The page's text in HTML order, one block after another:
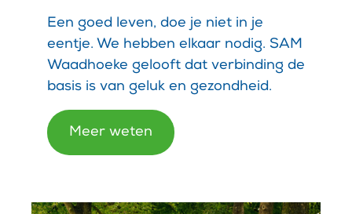
Een goed leven, doe je niet in je
eentje. We hebben elkaar nodig. SAM
Waadhoeke gelooft dat verbinding de
basis is van geluk en gezondheid.
Meer weten